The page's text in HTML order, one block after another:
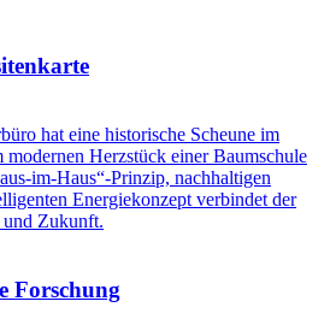
hat eine historische Scheune im
modernen Herzstück einer Baumschule
im-Haus“-Prinzip, nachhaltigen
Energiekonzept verbindet der
und Zukunft.
Forschung